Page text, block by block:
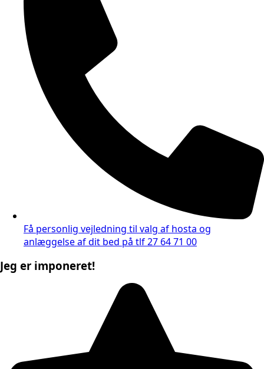
Få personlig vejledning til valg af hosta og
anlæggelse af dit bed på tlf 27 64 71 00
Jeg er imponeret!